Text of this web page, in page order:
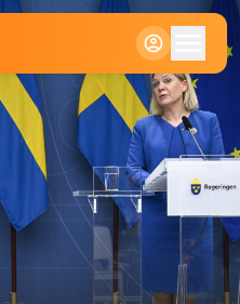
Klein
Standaard
Groot